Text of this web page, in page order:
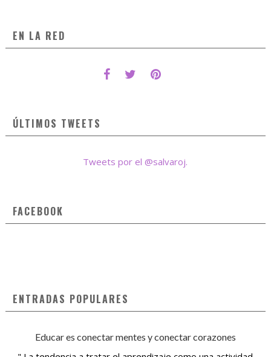
EN LA RED
ÚLTIMOS TWEETS
Tweets por el @salvaroj.
FACEBOOK
ENTRADAS POPULARES
Educar es conectar mentes y conectar corazones